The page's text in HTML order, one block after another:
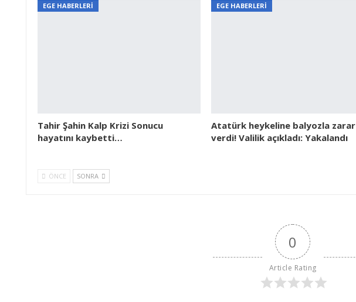
EGE HABERLERİ
Tahir Şahin Kalp Krizi Sonucu
hayatını kaybetti…
EGE HABERLERİ
Atatürk heykeline balyozla zarar
verdi! Valilik açıkladı: Yakalandı
ÖNCE SONRA
0
Article Rating